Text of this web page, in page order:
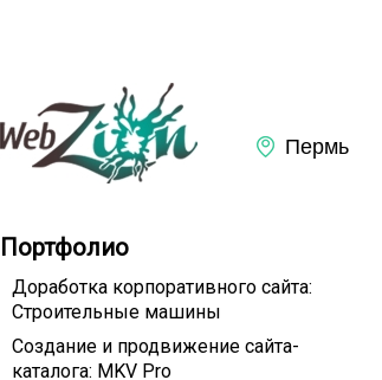
Портфолио
Доработка корпоративного сайта:
Строительные машины
Создание и продвижение сайта-
каталога: MKV Pro